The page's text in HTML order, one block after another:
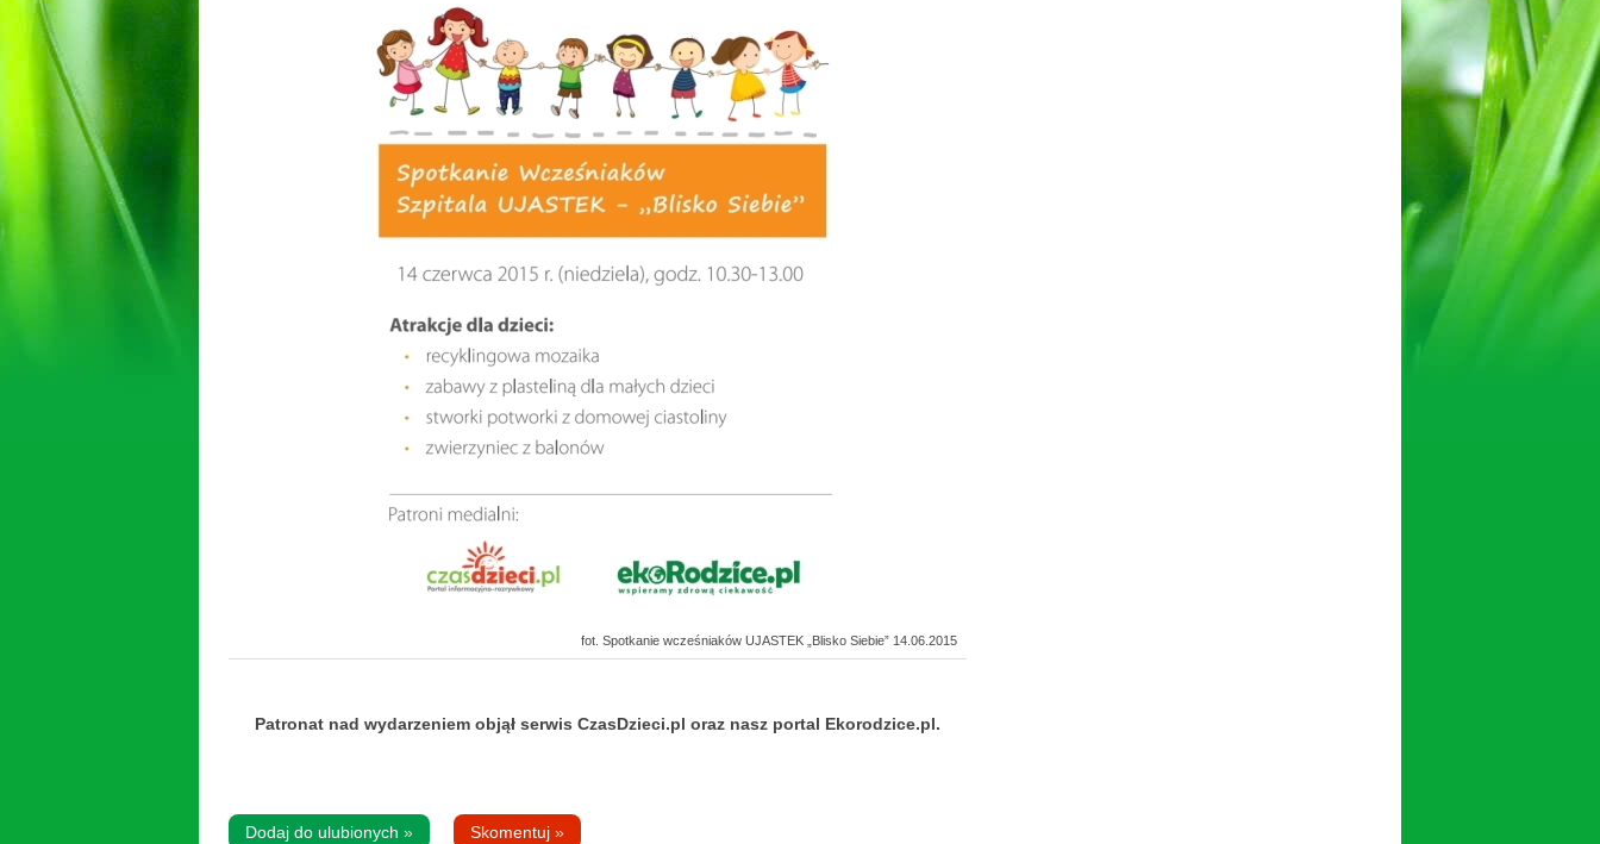
fot. Spotkanie wcześniaków UJASTEK „Blisko Siebie” 14.06.2015
Patronat nad wydarzeniem objął serwis CzasDzieci.pl oraz nasz portal Ekorodzice.pl.
Dodaj do ulubionych » Skomentuj »